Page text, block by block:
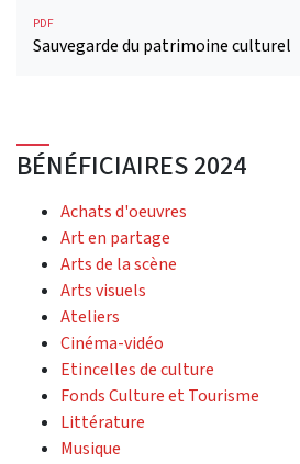
PDF
Sauvegarde du patrimoine culturel
BÉNÉFICIAIRES 2024
Achats d'oeuvres
Art en partage
Arts de la scène
Arts visuels
Ateliers
Cinéma-vidéo
Etincelles de culture
Fonds Culture et Tourisme
Littérature
Musique